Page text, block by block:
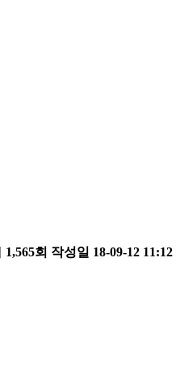
1,565회 작성일 18-09-12 11:12